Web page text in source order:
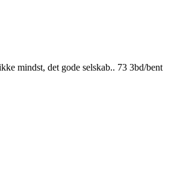
mindst, det gode selskab.. 73 3bd/bent